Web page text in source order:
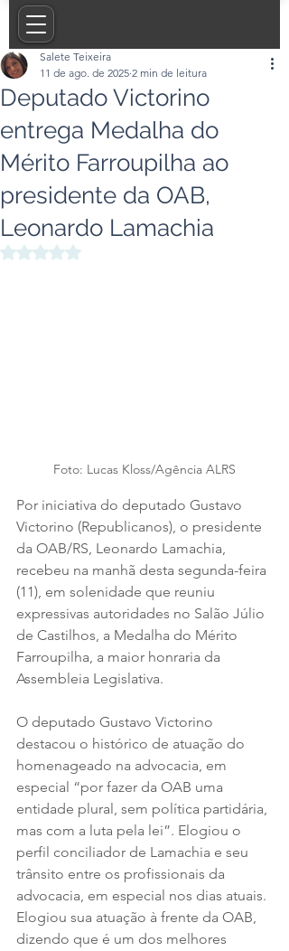
Deputado Victorino
entrega Medalha do
Mérito Farroupilha ao
presidente da OAB,
Leonardo Lamachia
Salete Teixeira
11 de ago. de 2025 2 min de leitura
Avaliado com NaN de 5 estrelas.
Foto: Lucas Kloss/Agência ALRS
Por iniciativa do deputado Gustavo
Victorino (Republicanos), o presidente
da OAB/RS, Leonardo Lamachia,
recebeu na manhã desta segunda-feira
(11), em solenidade que reuniu
expressivas autoridades no Salão Júlio
de Castilhos, a Medalha do Mérito
Farroupilha, a maior honraria da
Assembleia Legislativa.
O deputado Gustavo Victorino
destacou o histórico de atuação do
homenageado na advocacia, em
especial “por fazer da OAB uma
entidade plural, sem política partidária,
mas com a luta pela lei”. Elogiou o
perfil conciliador de Lamachia e seu
trânsito entre os profissionais da
advocacia, em especial nos dias atuais.
Elogiou sua atuação à frente da OAB,
dizendo que é um dos melhores